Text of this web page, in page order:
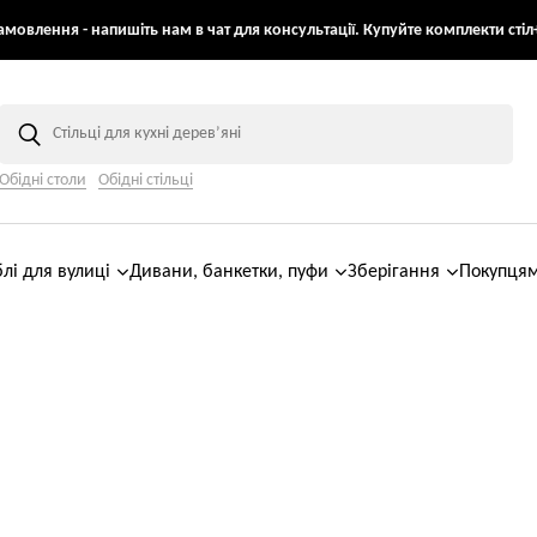
- напишіть нам в чат для консультації. Купуйте комплекти
Обідні столи Обідні стільці
для вулиці Дивани, банкетки, пуфи Зберігання